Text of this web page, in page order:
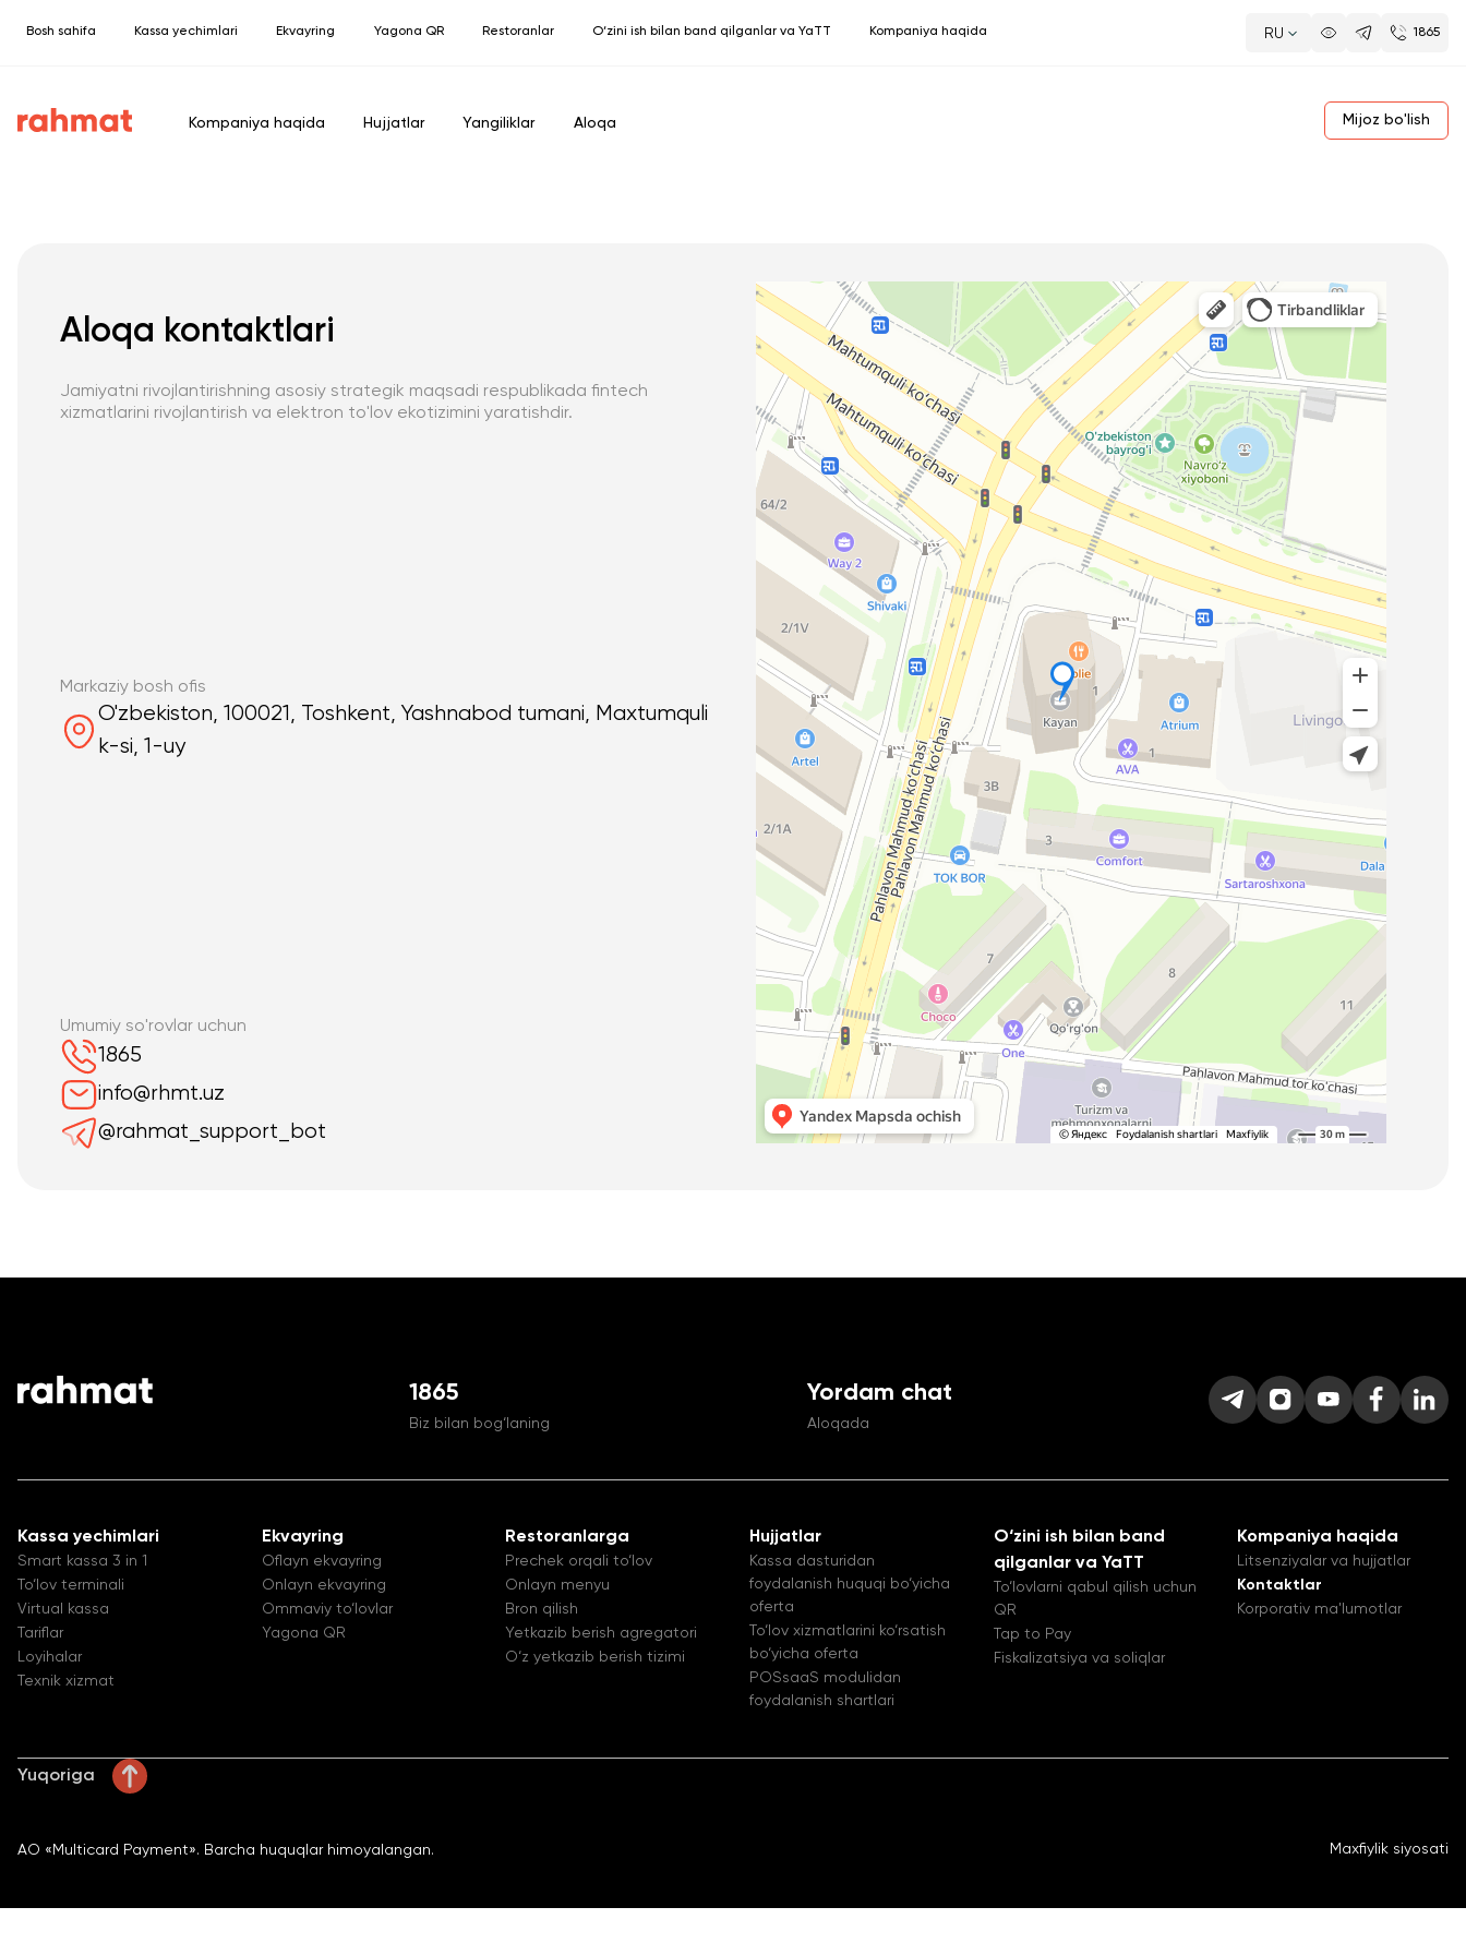
Bosh sahifa Kassa yechimlari Ekvayring Yagona QR Restoranlar O‘zini ish bilan band qilganlar va YaTT Kompaniya haqida RU 1865
Kompaniya haqida Hujjatlar Yangiliklar Aloqa Mijoz bo'lish
Aloqa kontaktlari
Jamiyatni rivojlantirishning asosiy strategik maqsadi respublikada fintech
xizmatlarini rivojlantirish va elektron to'lov ekotizimini yaratishdir.
Markaziy bosh ofis
O'zbekiston, 100021, Toshkent, Yashnabod tumani, Maxtumquli
k-si, 1-uy
Umumiy so'rovlar uchun
1865
info@rhmt.uz
@rahmat_support_bot
1865
Biz bilan bog‘laning
Yordam chat
Aloqada
Kassa yechimlari
Smart kassa 3 in 1
To‘lov terminali
Virtual kassa
Tariflar
Loyihalar
Texnik xizmat
Ekvayring
Oflayn ekvayring
Onlayn ekvayring
Ommaviy to‘lovlar
Yagona QR
Restoranlarga
Prechek orqali to‘lov
Onlayn menyu
Bron qilish
Yetkazib berish agregatori
O‘z yetkazib berish tizimi
Hujjatlar
Kassa dasturidan
foydalanish huquqi bo‘yicha
oferta
To‘lov xizmatlarini ko‘rsatish
bo‘yicha oferta
POSsaaS modulidan
foydalanish shartlari
O‘zini ish bilan band
qilganlar va YaTT
To‘lovlarni qabul qilish uchun
QR
Tap to Pay
Fiskalizatsiya va soliqlar
Kompaniya haqida
Litsenziyalar va hujjatlar
Kontaktlar
Korporativ ma'lumotlar
Yuqoriga
AO «Multicard Payment». Barcha huquqlar himoyalangan. Maxfiylik siyosati